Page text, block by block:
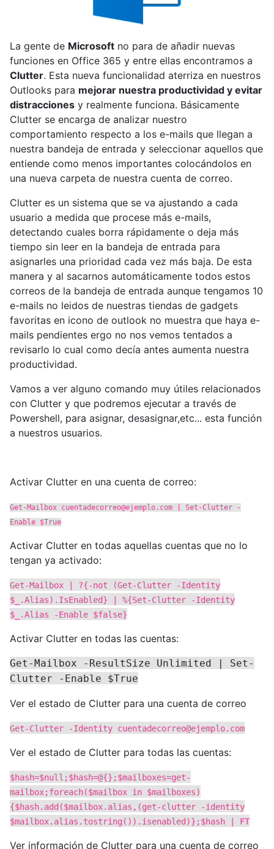
La gente de Microsoft no para de añadir nuevas
funciones en Office 365 y entre ellas encontramos a
Clutter. Esta nueva funcionalidad aterriza en nuestros
Outlooks para mejorar nuestra productividad y evitar
distracciones y realmente funciona. Básicamente
Clutter se encarga de analizar nuestro
comportamiento respecto a los e-mails que llegan a
nuestra bandeja de entrada y seleccionar aquellos que
entiende como menos importantes colocándolos en
una nueva carpeta de nuestra cuenta de correo.
Clutter es un sistema que se va ajustando a cada
usuario a medida que procese más e-mails,
detectando cuales borra rápidamente o deja más
tiempo sin leer en la bandeja de entrada para
asignarles una prioridad cada vez más baja. De esta
manera y al sacarnos automáticamente todos estos
correos de la bandeja de entrada aunque tengamos 10
e-mails no leidos de nuestras tiendas de gadgets
favoritas en icono de outlook no muestra que haya e-
mails pendientes ergo no nos vemos tentados a
revisarlo lo cual como decía antes aumenta nuestra
productividad.
Vamos a ver alguno comando muy útiles relacionados
con Clutter y que podremos ejecutar a través de
Powershell, para asignar, desasignar,etc... esta función
a nuestros usuarios.
Activar Clutter en una cuenta de correo:
Get-Mailbox cuentadecorreo@ejemplo.com | Set-Clutter -
Enable $True
Activar Clutter en todas aquellas cuentas que no lo
tengan ya activado:
Get-Mailbox | ?{-not (Get-Clutter -Identity
$_.Alias).IsEnabled} | %{Set-Clutter -Identity
$_.Alias -Enable $false}
Activar Clutter en todas las cuentas:
Get-Mailbox -ResultSize Unlimited | Set-
Clutter -Enable $True
Ver el estado de Clutter para una cuenta de correo
Get-Clutter -Identity cuentadecorreo@ejemplo.com
Ver el estado de Clutter para todas las cuentas:
$hash=$null;$hash=@{};$mailboxes=get-
mailbox;foreach($mailbox in $mailboxes)
{$hash.add($mailbox.alias,(get-clutter -identity
$mailbox.alias.tostring()).isenabled)};$hash | FT
Ver información de Clutter para una cuenta de correo